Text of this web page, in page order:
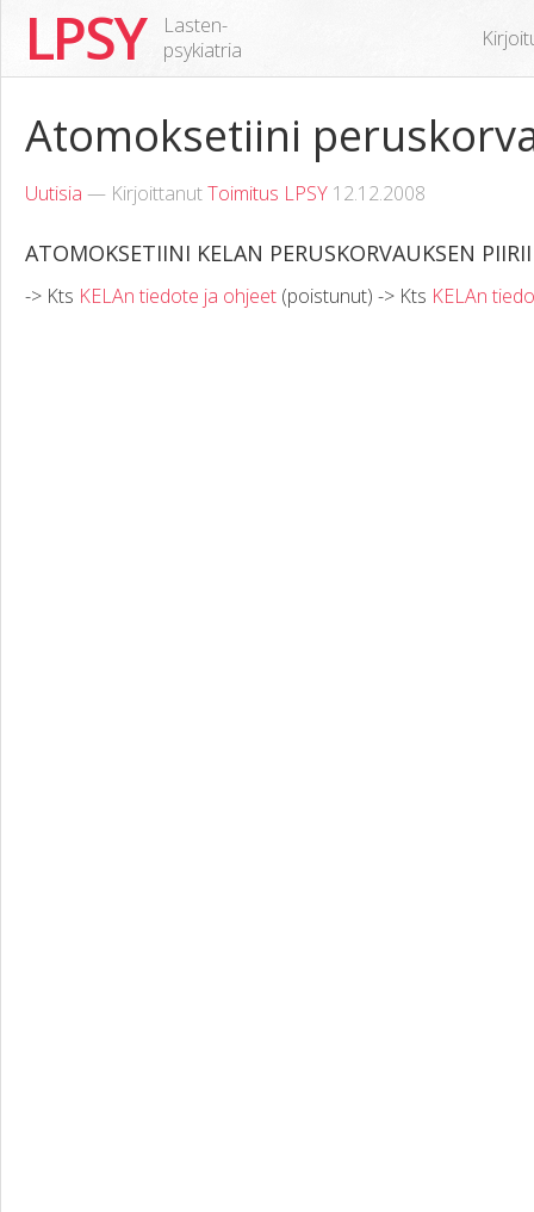
LPSY
Lasten-
psykiatria
Atomoksetiini
Uutisia — KirjoittanutToimitus LPSY 12.12.2008
ATOMOKSETIINI KELAN PERUSKORVAUKSEN
-> Kts KELAn tiedote ja ohjeet (poistunut) -> Kts KELAn